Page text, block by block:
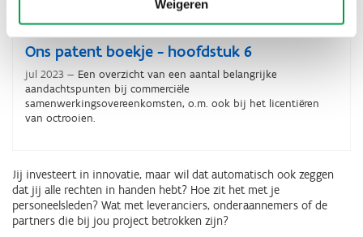
Weigeren
Ons patent boekje - hoofdstuk 6
jul 2023
Een overzicht van een aantal belangrijke
aandachtspunten bij commerciële
samenwerkingsovereenkomsten, o.m. ook bij het licentiëren
van octrooien.
Jij investeert in innovatie, maar wil dat automatisch ook zeggen
dat jij alle rechten in handen hebt? Hoe zit het met je
personeelsleden? Wat met leveranciers, onderaannemers of de
partners die bij jou project betrokken zijn?